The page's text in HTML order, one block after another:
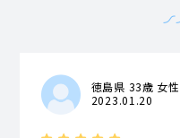
徳島県 33歳 女性
2023.01.20